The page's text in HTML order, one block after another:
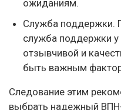
ожиданиям.
Служба поддержки.
служба поддержки у
отзывчивой и
быть важным
Следование этим
выбрать надежный